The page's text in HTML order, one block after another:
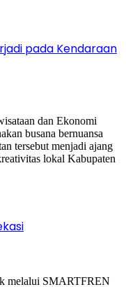
pada Kendaraan